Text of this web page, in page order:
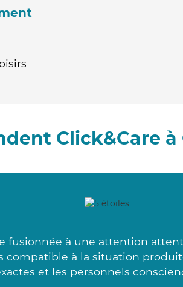
Click&Care
fusionnée à une attention
à la situation
et les personnels